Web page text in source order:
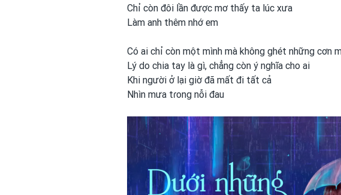
Chỉ còn đôi lần được mơ thấy ta lúc xưa
Làm anh thêm nhớ em
Có ai chỉ còn một mình mà không ghét những cơn
Lý do chia tay là gì, chẳng còn ý nghĩa cho ai
Khi người ở lại giờ đã mất đi tất cả
Nhìn mưa tɾong nỗi đau